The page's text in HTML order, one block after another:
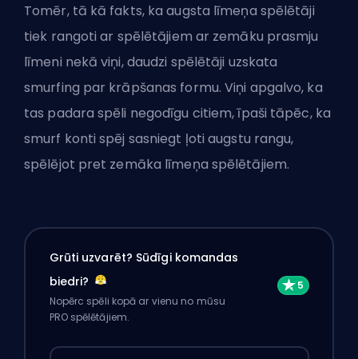
Tomēr, tā kā fakts, ka augsta līmeņa spēlētāji
tiek rangoti ar spēlētājiem ar zemāku prasmju
līmeni nekā viņi, daudzi spēlētāji uzskata
smurfing par krāpšanas formu. Viņi apgalvo, ka
tas padara spēli negodīgu citiem, īpaši tāpēc, ka
smurf konti spēj sasniegt ļoti augstu rangu,
spēlējot pret zemāka līmeņa spēlētājiem.
Grūti uzvarēt? Sūdīgi komandas
biedri?
Nopērc spēli kopā ar vienu no mūsu
PRO spēlētājiem.